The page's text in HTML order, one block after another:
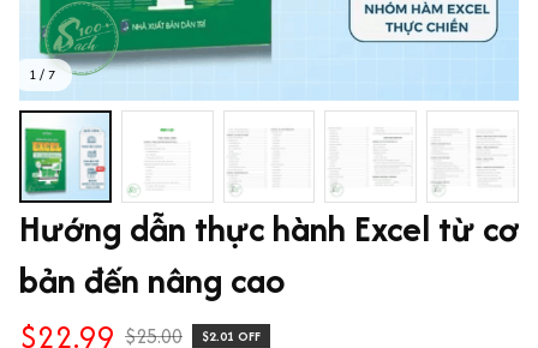
1 / 7
Hướng dẫn thực hành Excel từ cơ
bản đến nâng cao
$22.99 $25.00 $2.01 OFF